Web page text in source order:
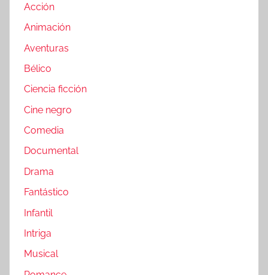
Acción
Animación
Aventuras
Bélico
Ciencia ficción
Cine negro
Comedia
Documental
Drama
Fantástico
Infantil
Intriga
Musical